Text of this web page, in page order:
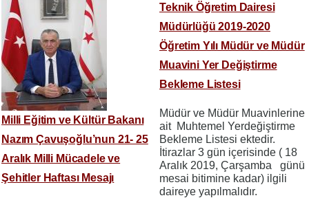
Milli Eğitim ve Kültür Bakanı
Nazım Çavuşoğlu’nun 21- 25
Aralık Milli Mücadele ve
Şehitler Haftası Mesajı
Teknik Öğretim Dairesi
Müdürlüğü 2019-2020
Öğretim Yılı Müdür ve Müdür
Muavini Yer Değiştirme
Bekleme Listesi
Müdür ve Müdür Muavinlerine
ait Muhtemel Yerdeğiştirme
Bekleme Listesi ektedir.
İtirazlar 3 gün içerisinde ( 18
Aralık 2019, Çarşamba günü
mesai bitimine kadar) ilgili
daireye yapılmalıdır.